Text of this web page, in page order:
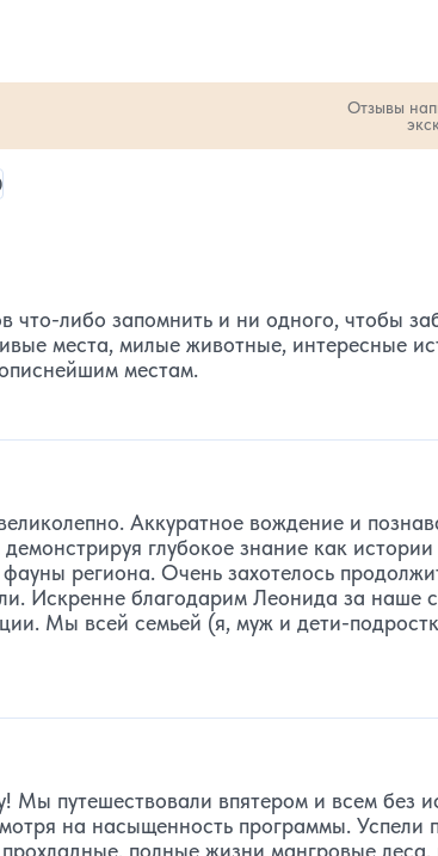
Отзывы
звезд:
количество звезд:
что-либо запомнить и ни одного, чтобы
места, милые животные, интересные
местам.
Аккуратное вождение и
глубокое знание как
региона. Очень захотелось
Искренне благодарим Леонида за наше
Мы всей семьей (я, муж и дети-
Мы путешествовали впятером и всем без
на насыщенность программы. Успели